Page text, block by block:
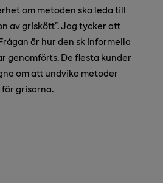
om metoden ska leda till
av griskött". Jag tycker att
är hur den sk informella
genomförts. De flesta kunder
om att undvika metoder
för grisarna.